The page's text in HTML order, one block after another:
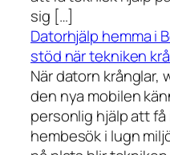
sig […]
Datorhjälp hemma i
stöd när tekniken
När datorn krånglar,
den nya mobilen
personlig hjälp att få
hembesök i lugn